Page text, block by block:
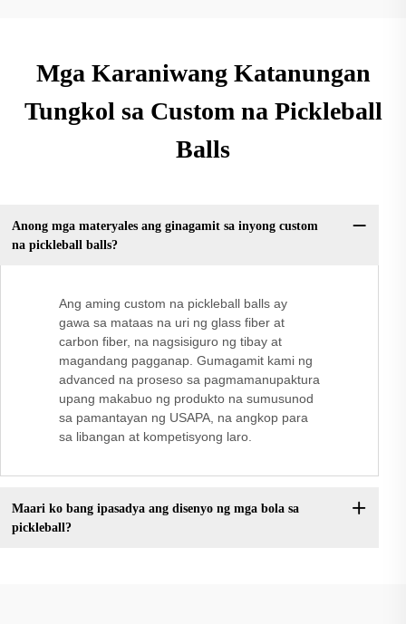
Mga Karaniwang Katanungan
Tungkol sa Custom na Pickleball
Balls
Anong mga materyales ang ginagamit sa inyong custom
na pickleball balls?
Ang aming custom na pickleball balls ay
gawa sa mataas na uri ng glass fiber at
carbon fiber, na nagsisiguro ng tibay at
magandang pagganap. Gumagamit kami ng
advanced na proseso sa pagmamanupaktura
upang makabuo ng produkto na sumusunod
sa pamantayan ng USAPA, na angkop para
sa libangan at kompetisyong laro.
Maari ko bang ipasadya ang disenyo ng mga bola sa
pickleball?